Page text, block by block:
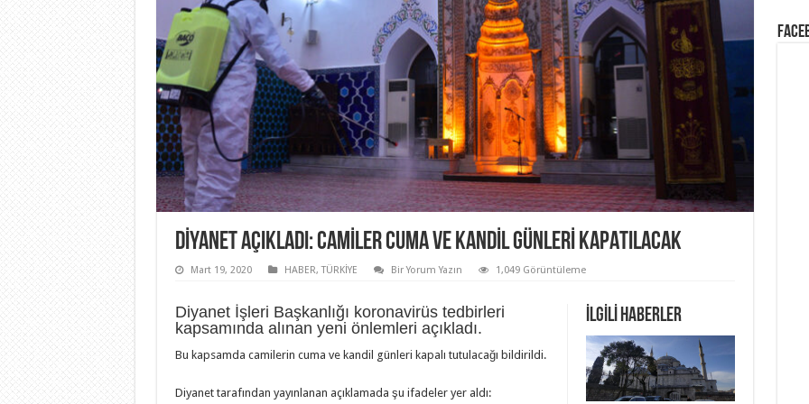
DIYANET AÇIKLADI: CAMILER CUMA VE KANDIL GÜNLERI KAPATILACAK
Mart 19, 2020 HABER,TÜRKİYE Bir Yorum Yazın 1,049 Görüntüleme
İLGİLİ HABERLER
Diyanet İşleri Başkanlığı koronavirüs tedbirleri
kapsamında alınan yeni önlemleri açıkladı.
Bu kapsamda camilerin cuma ve kandil günleri kapalı tutulacağı bildirildi.
Diyanet tarafından yayınlanan açıklamada şu ifadeler yer aldı: